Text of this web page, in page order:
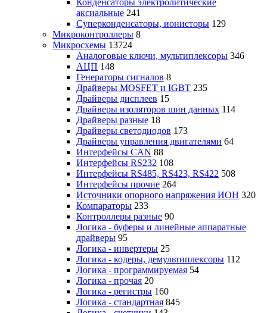
аксиальные 241
Суперконденсаторы, ионисторы 129
Микроконтроллеры 8
Микросхемы 13724
Аналоговые ключи, мультиплексоры 346
АЦП 148
Генераторы сигналов 8
Драйверы MOSFET и IGBT 235
Драйверы дисплеев 15
Драйверы изоляторов шин данных 114
Драйверы разные 18
Драйверы светодиодов 173
Драйверы управления двигателями 64
Интерфейсы CAN 88
Интерфейсы RS232 108
Интерфейсы RS485, RS423, RS422 508
Интерфейсы прочие 264
Источники опорного напряжения ИОН 320
Компараторы 233
Контроллеры разные 90
Логика - буферы и линейные аппаратные
драйверы 95
Логика - инвертеры 25
Логика - кодеры, демультиплексоры 112
Логика - программируемая 54
Логика - прочая 20
Логика - регистры 160
Логика - стандартная 845